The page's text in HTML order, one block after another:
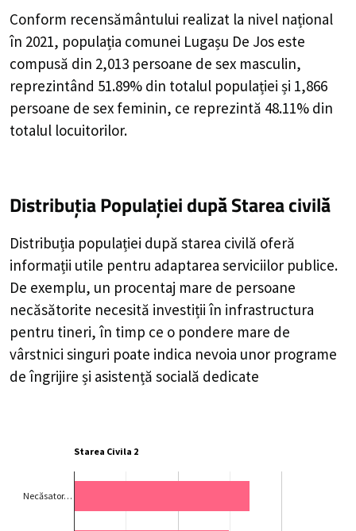
Conform recensământului realizat la nivel național
în 2021, populația comunei Lugașu De Jos este
compusă din 2,013 persoane de sex masculin,
reprezintând 51.89% din totalul populației și 1,866
persoane de sex feminin, ce reprezintă 48.11% din
totalul locuitorilor.
Distribuția Populațieidupă Starea civilă
Distribuția populației după starea civilă oferă
informații utile pentru adaptarea serviciilor publice.
De exemplu, un procentaj mare de persoane
necăsătorite necesită investiții în infrastructura
pentru tineri, în timp ce o pondere mare de
vârstnici singuri poate indica nevoia unor programe
de îngrijire și asistență socială dedicate
Starea Civila 2
Necăsator…